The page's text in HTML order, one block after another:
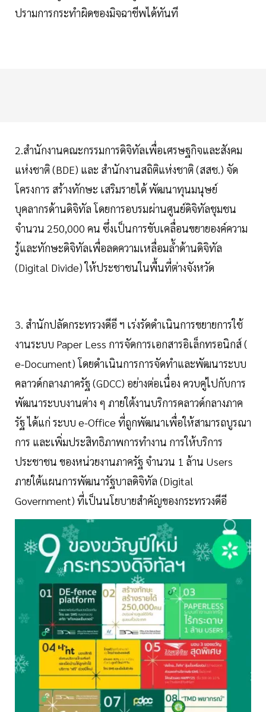
ปรามการกระทำผิดของมิจฉาชีพได้ทันที
2.สำนักงานคณะกรรมการดิจิทัลเพื่อเศรษฐกิจและสังคม
แห่งชาติ (BDE) และ สำนักงานสถิติแห่งชาติ (สสช.) จัด
โครงการ สร้างทักษะ เสริมรายได้ พัฒนาทุนมนุษย์
บุคลากรด้านดิจิทัล โดยการอบรมผ่านศูนย์ดิจิทัลชุมชน
จำนวน 250,000 คน ซึ่งเป็นการขับเคลื่อนขยายองค์ความ
รู้และทักษะดิจิทัลเพื่อลดความเหลื่อมล้ำด้านดิจิทัล
(Digital Divide) ให้ประชาชนในพื้นที่ต่างจังหวัด
3. สำนักปลัดกระทรวงดีอี ฯ เร่งรัดดำเนินการขยายการใช้
งานระบบ Paper Less การจัดการเอกสารอิเล็กทรอนิกส์ (
e-Document) โดยดำเนินการการจัดทำและพัฒนาระบบ
คลาวด์กลางภาครัฐ (GDCC) อย่างต่อเนื่อง ควบคู่ไปกับการ
พัฒนาระบบงานต่าง ๆ ภายใต้งานบริการคลาวด์กลางภาค
รัฐ ได้แก่ ระบบ e-Office ที่ถูกพัฒนาเพื่อให้สามารถบูรณา
การ และเพิ่มประสิทธิภาพการทำงาน การให้บริการ
ประชาชน ของหน่วยงานภาครัฐ จำนวน 1 ล้าน Users
ภายใต้แผนการพัฒนารัฐบาลดิจิทัล (Digital
Government) ที่เป็นนโยบายสำคัญของกระทรวงดีอี